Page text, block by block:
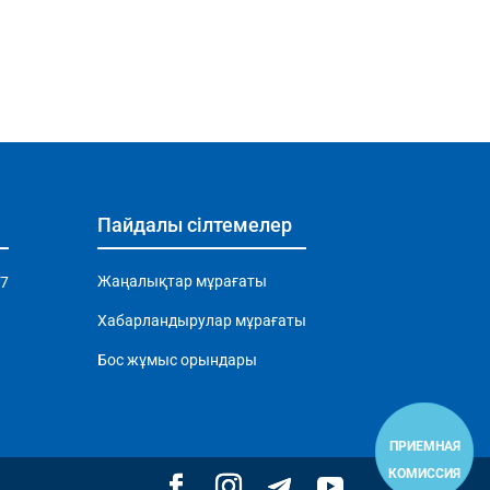
Пайдалы сілтемелер
Жаңалықтар мұрағаты
Хабарландырулар мұрағаты
Бос жұмыс орындары
ПРИЕМНАЯ
КОМИССИЯ